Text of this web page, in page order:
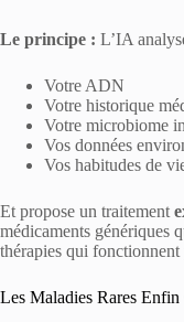
Le principe : L’IA
Votre ADN
Votre historique
Votre microbiome
Vos données
Vos habitudes de
Et propose un traitement
médicaments génériques
thérapies qui fonctionnent
Les Maladies Rares Enfin